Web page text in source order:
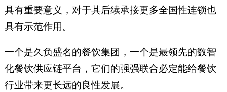
具有重要意义，对于其后续承接更多全国性连锁也
具有示范作用。
一个是久负盛名的餐饮集团，一个是最领先的数智
化餐饮供应链平台，它们的强强联合必定能给餐饮
行业带来更长远的良性发展。